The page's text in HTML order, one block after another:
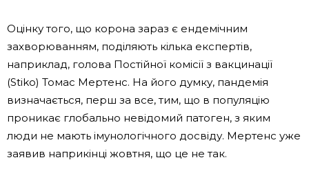
Оцінку того, що корона зараз є ендемічним
захворюванням, поділяють кілька експертів,
наприклад, голова Постійної комісії з вакцинації
(Stiko) Томас Мертенс. На його думку, пандемія
визначається, перш за все, тим, що в популяцію
проникає глобально невідомий патоген, з яким
люди не мають імунологічного досвіду. Мертенс уже
заявив наприкінці жовтня, що це не так.